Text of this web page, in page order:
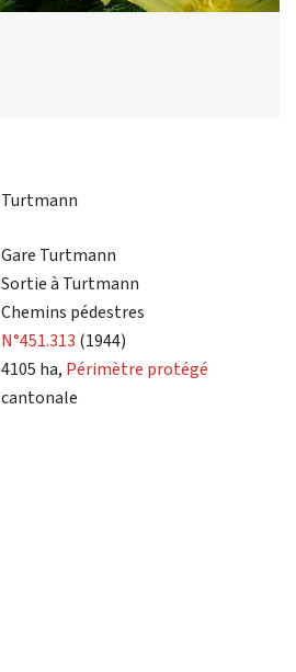
Turtmann
Gare Turtmann
Sortie à Turtmann
Chemins pédestres
N°451.313 (1944)
4105 ha, Périmètre protégé
cantonale